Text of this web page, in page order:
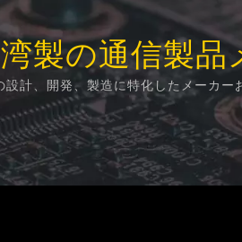
製の通信製
Co., Ltd.
計、開発、製造に特化したメーカー